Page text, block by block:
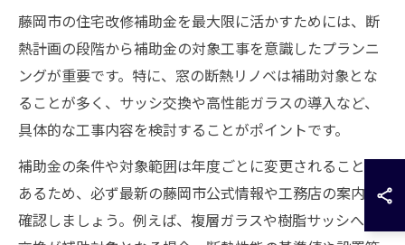
藤岡市の住宅改修補助金を最大限に活かすためには、断
熱計画の段階から補助金の対象工事を意識したプランニ
ングが重要です。特に、窓の断熱リノベは補助対象とな
ることが多く、サッシ交換や高性能ガラスの導入など、
具体的な工事内容を検討することがポイントです。
補助金の条件や対象範囲は年度ごとに変更されることが
あるため、必ず最新の藤岡市公式情報や工務店の案内を
確認しましょう。例えば、複層ガラスや樹脂サッシへの